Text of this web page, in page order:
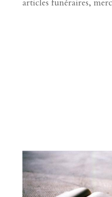
articles funéraires,